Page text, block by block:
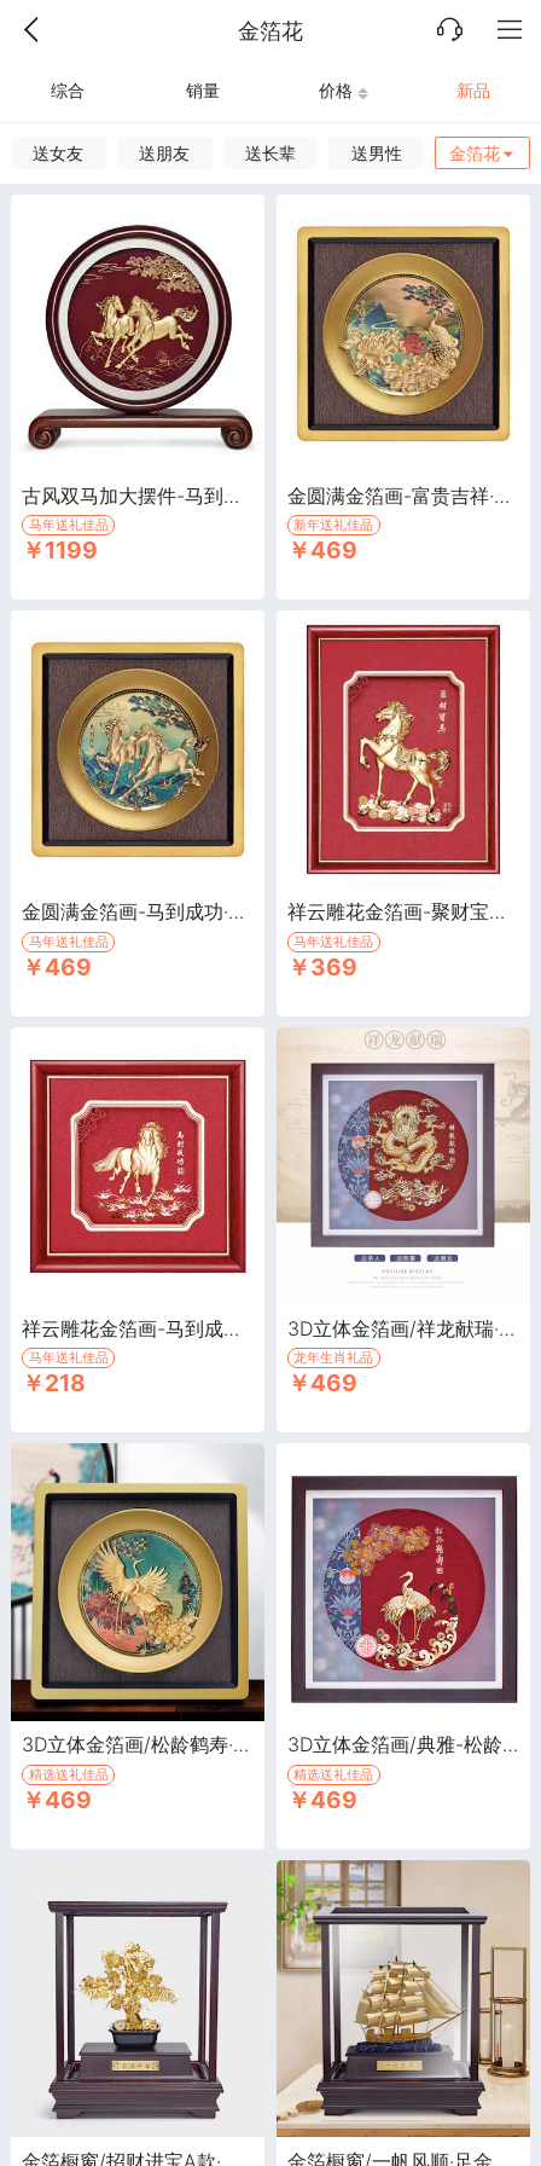
金箔花
综合 销量 价格 新品
送女友 送朋友 送长辈 送男性 金箔花
古风双马加大摆件-马到成功·3D立体金箔画，祝福，生日祝贺，商务公关礼物，企业赠品
马年送礼佳品
￥1199
金圆满金箔画-富贵吉祥·3D立体金箔画，生日祝福，祝贺庆祝礼品，节日礼品，送长辈礼物
新年送礼佳品
￥469
金圆满金箔画-马到成功·3D立体金箔画，祝福，生日祝贺，商务公关礼物，企业赠品
马年送礼佳品
￥469
祥云雕花金箔画-聚财宝马·3D立体金箔画，祝福，生日祝贺，商务公关礼物，企业赠品
马年送礼佳品
￥369
祥云雕花金箔画-马到成功·3D立体金箔画，祝福，生日祝贺，商务公关礼物，企业赠品
马年送礼佳品
￥218
3D立体金箔画/祥龙献瑞·3D立体金箔画，送长辈礼品，家居装饰画
龙年生肖礼品
￥469
3D立体金箔画/松龄鹤寿·3D立体金箔画，长辈生日礼品，家居装饰画
精选送礼佳品
￥469
3D立体金箔画/典雅-松龄鹤寿·3D立体金箔画，送长辈礼品，家居装饰画
精选送礼佳品
￥469